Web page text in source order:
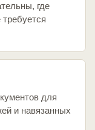
где
для
и навязанных